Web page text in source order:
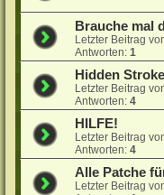
Brauche mal
Letzter Beitrag
Antworten:1
Hidden
Letzter Beitrag
Antworten:4
HILFE!
Letzter Beitrag
Antworten:4
Alle Patche
Letzter Beitrag